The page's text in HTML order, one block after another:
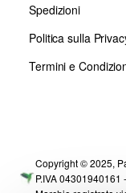
Spedizioni
Politica sulla
Termini e
Copyright © 2025,
P.IVA